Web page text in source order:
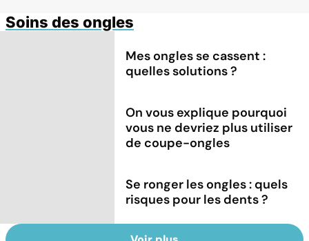
Soins des ongles
Mes ongles se cassent :
quelles solutions ?
On vous explique pourquoi
vous ne devriez plus utiliser
de coupe-ongles
Se ronger les ongles : quels
risques pour les dents ?